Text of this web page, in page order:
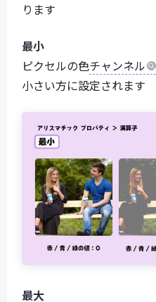
ります
最小
ピクセルの色チャンネル
小さい方に設定されます
最大